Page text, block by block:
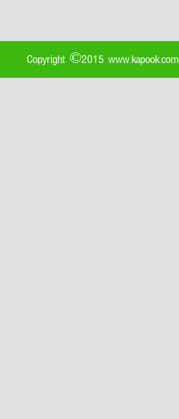
Copyright ©2015 www.kapook.com